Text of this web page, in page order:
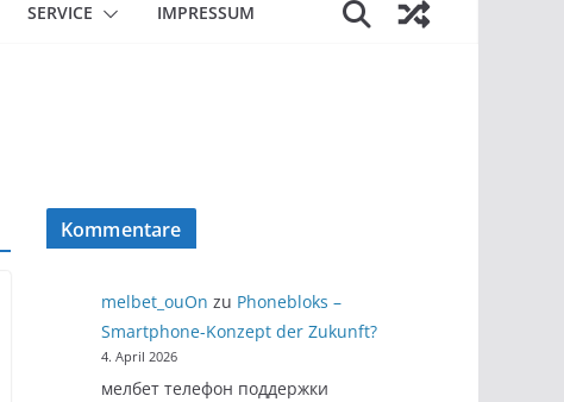
SERVICE IMPRESSUM
Kommentare
melbet_ouOn zu Phonebloks –
Smartphone-Konzept der Zukunft?
4. April 2026
мелбет телефон поддержки